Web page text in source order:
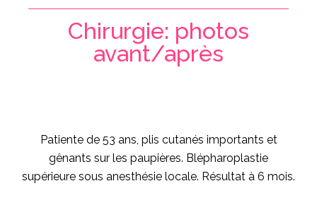
Chirurgie: photos
avant/après
Patiente de 53 ans, plis cutanés importants et
gênants sur les paupières. Blépharoplastie
supérieure sous anesthésie locale. Résultat à 6 mois.